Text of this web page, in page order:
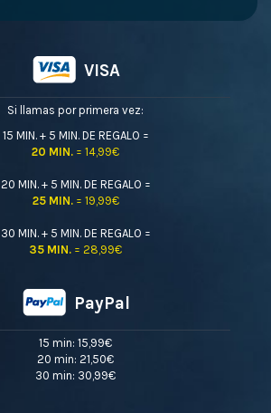
VISA
Si llamas por primera vez:
15 MIN. + 5 MIN. DE REGALO =
20 MIN. = 14,99€
20 MIN. + 5 MIN. DE REGALO =
25 MIN.= 19,99€
30 MIN. + 5 MIN. DE REGALO =
35 MIN. = 28,99€
PayPal
15 min: 15,99€
20 min: 21,50€
30 min: 30,99€